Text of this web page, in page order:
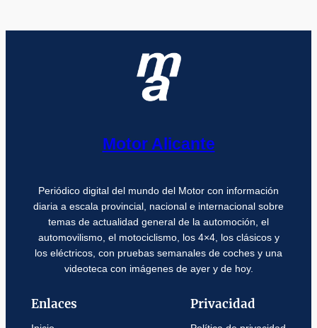
Motor Alicante
Periódico digital del mundo del Motor con información
diaria a escala provincial, nacional e internacional sobre
temas de actualidad general de la automoción, el
automovilismo, el motociclismo, los 4×4, los clásicos y
los eléctricos, con pruebas semanales de coches y una
videoteca con imágenes de ayer y de hoy.
Enlaces Privacidad